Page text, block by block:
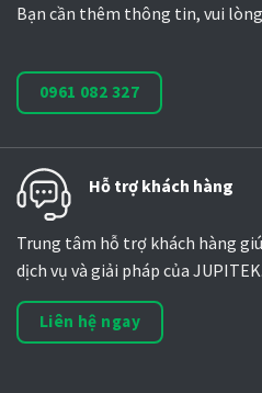
Bạn cần thêm thông tin, vui
0961 082 327
Hỗ trợ khách hàng
Trung tâm hỗ trợ khách hàng
dịch vụ và giải pháp của JUPITEK.
Liên hệ ngay